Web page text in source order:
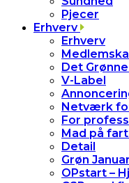
Pjecer
Erhverv
Erhverv
Det
V-Label
Netværk
For
Mad på
Detail
Grøn Januar
OPstart –